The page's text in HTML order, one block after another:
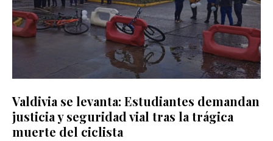
Valdivia se levanta: Estudiantes demandan
justicia y seguridad vial tras la trágica
muerte del ciclista